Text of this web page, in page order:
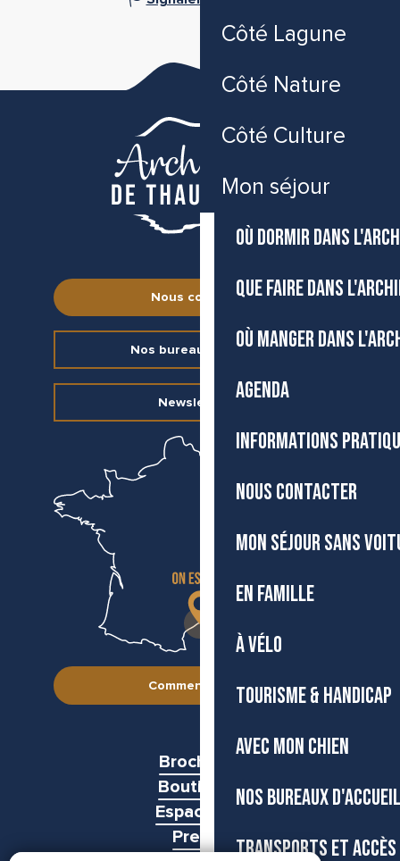
Côté Lagune
Côté Nature
Côté Culture
Mon séjour
OÙ DORMIR DANS
QUE FAIRE DANS
OÙ MANGER DANS
AGENDA
INFORMATIONS
NOUS CONTACTER
MON SÉJOUR SANS
EN FAMILLE
À VÉLO
TOURISME & HANDICAP
AVEC MON CHIEN
NOS BUREAUX D'ACCUEIL
TRANSPORTS ET ACCÈS
Nous contacter
Nos bureaux d’accueil
Newsletter
Comment venir ?
Brochures
Boutiques
Espace pro
Presse